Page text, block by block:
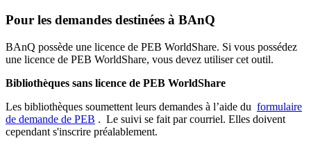
Pour les demandes destinées à BAnQ
BAnQ possède une licence de PEB WorldShare. Si vous possédez
une licence de PEB WorldShare, vous devez utiliser cet outil.
Bibliothèques sans licence de PEB WorldShare
Les bibliothèques soumettent leurs demandes à l’aide du formulaire
de demande de PEB . Le suivi se fait par courriel. Elles doivent
cependant s'inscrire préalablement.